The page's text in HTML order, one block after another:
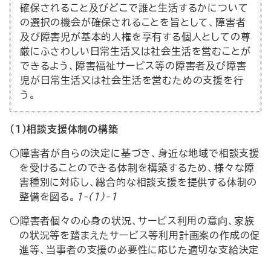
確保されること及びどこで誰と生活するかについて
の選択の機会が確保されることを旨として、障害者
及び障害児が基本的人権を享有する個人としての尊
厳にふさわしい日常生活又は社会生活を営むことが
できるよう、障害福祉サービス等の障害者及び障害
児が日常生活又は社会生活を営むための支援を行
う。
（１）相談支援体制の構築
○障害者が自らの決定に基づき、身近な地域で相談支援
を受けることのできる体制を構築するため、様々な障
害種別に対応し、総合的な相談支援を提供する体制の
整備を図る。 1-(1)-1
○障害者個々の心身の状況、サービス利用の意向、家族
の状況等を踏まえたサービス等利用計画案の作成の促
進等、当事者の支援の必要性に応じた適切な支給決定